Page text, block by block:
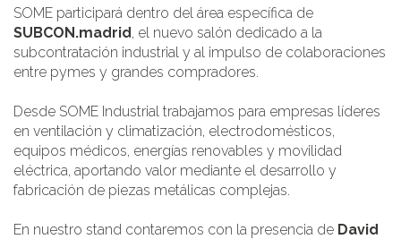
SOME participará dentro del área específica de
SUBCON.madrid, el nuevo salón dedicado a la
subcontratación industrial y al impulso de colaboraciones
entre pymes y grandes compradores.
Desde SOME Industrial trabajamos para empresas líderes
en ventilación y climatización, electrodomésticos,
equipos médicos, energías renovables y movilidad
eléctrica, aportando valor mediante el desarrollo y
fabricación de piezas metálicas complejas.
En nuestro stand contaremos con la presencia de David